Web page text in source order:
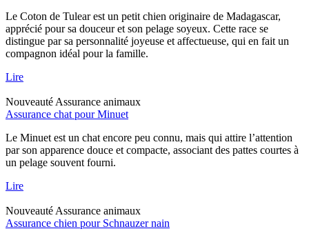
Le Coton de Tulear est un petit chien originaire de Madagascar,
apprécié pour sa douceur et son pelage soyeux. Cette race se
distingue par sa personnalité joyeuse et affectueuse, qui en fait un
compagnon idéal pour la famille.
Lire
Nouveauté Assurance animaux
Assurance chat pour Minuet
Le Minuet est un chat encore peu connu, mais qui attire l’attention
par son apparence douce et compacte, associant des pattes courtes à
un pelage souvent fourni.
Lire
Nouveauté Assurance animaux
Assurance chien pour Schnauzer nain